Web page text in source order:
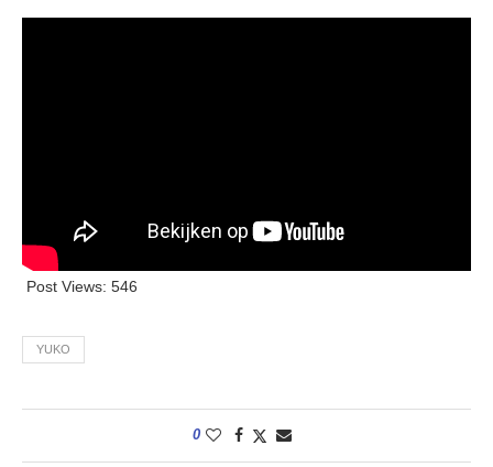
Post Views: 546
YUKO
0